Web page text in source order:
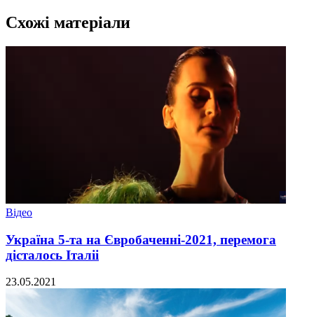
Схожі матеріали
Відео
Україна 5-та на Євробаченні-2021, перемога
дісталось Італіі
23.05.2021